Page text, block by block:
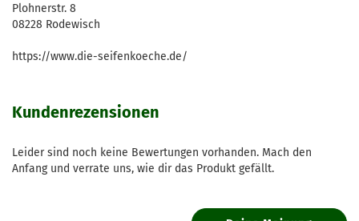
Plohnerstr. 8
08228 Rodewisch
https://www.die-seifenkoeche.de/
Kundenrezensionen
Leider sind noch keine Bewertungen vorhanden. Mach den
Anfang und verrate uns, wie dir das Produkt gefällt.